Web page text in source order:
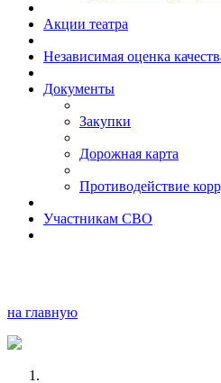
Акции театра
Независимая оценка
Документы
Закупки
Дорожная карта
Противодействие
Участникам СВО
на главную